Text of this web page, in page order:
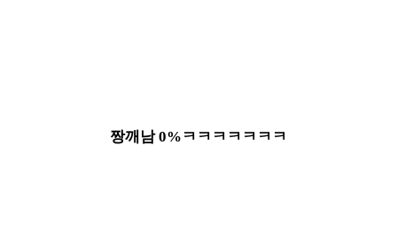
짱깨남 0%ㅋㅋㅋㅋㅋㅋㅋ